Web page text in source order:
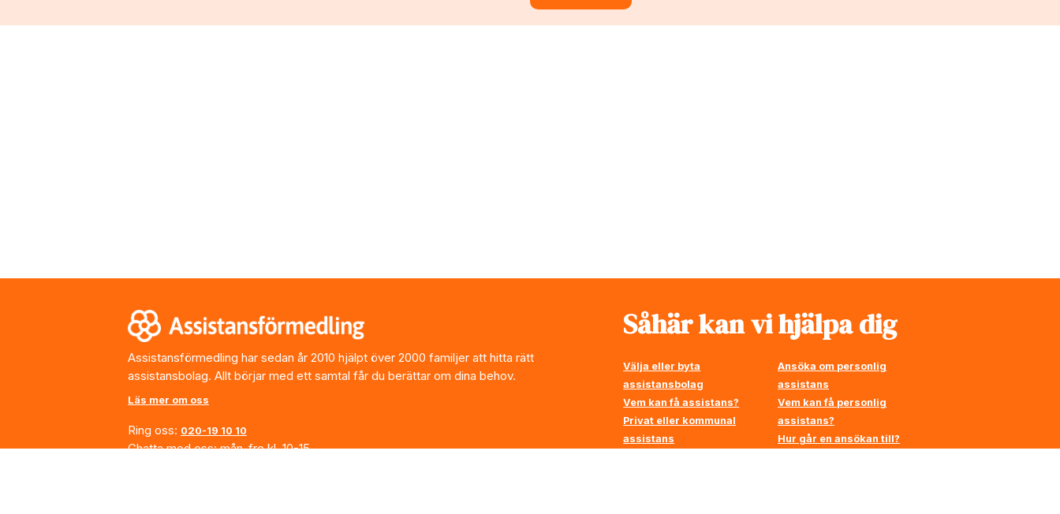
Assistansförmedling har sedan år 2010 hjälpt över 2000 familjer att hitta rätt
assistansbolag. Allt börjar med ett samtal får du berättar om dina behov.
Läs mer om oss
Ring oss: 020-19 10 10
Chatta med oss: mån-fre kl. 10-15
Såhär kan vi hjälpa dig
Välja eller byta
assistansbolag
Vem kan få assistans?
Privat eller kommunal
assistans
Ansöka om personlig
assistans
Vem kan få personlig
assistans?
Hur går en ansökan till?